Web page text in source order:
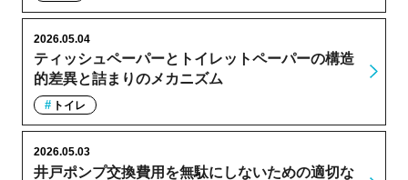
ティッシュペーパーとトイレットペーパーの構造
的差異と詰まりのメカニズム
2026.05.04
トイレ
井戸ポンプ交換費用を無駄にしないための適切な
2026.05.03